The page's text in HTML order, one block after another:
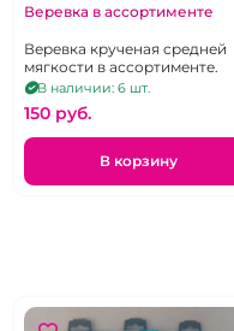
Веревка в ассортименте
Веревка крученая средней
мягкости в ассортименте.
В наличии: 6 шт.
150 pуб.
В корзину